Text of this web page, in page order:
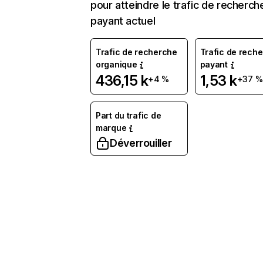
pour atteindre le trafic de
payant actuel
Trafic de recherche
organique
436,15 k+4 %
Trafic de
payant
1,53 k+37 %
Part du trafic de
marque
Déverrouiller